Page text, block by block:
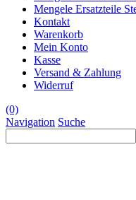
Mengele Ersatzteile
Kontakt
Warenkorb
Mein Konto
Kasse
Versand & Zahlung
Widerruf
(0)
Navigation Suche
nach: